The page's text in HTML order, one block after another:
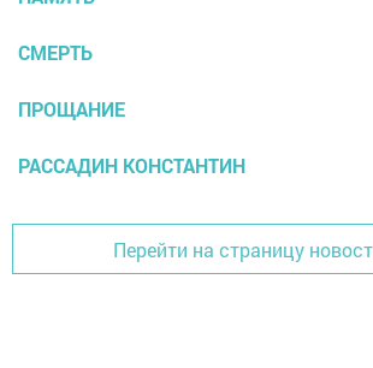
СМЕРТЬ
ПРОЩАНИЕ
РАССАДИН КОНСТАНТИН
Перейти на страницу